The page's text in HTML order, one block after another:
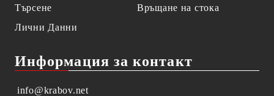
Търсене
Лични Данни
Връщане на стока
Информация за контакт
info@krabov.net